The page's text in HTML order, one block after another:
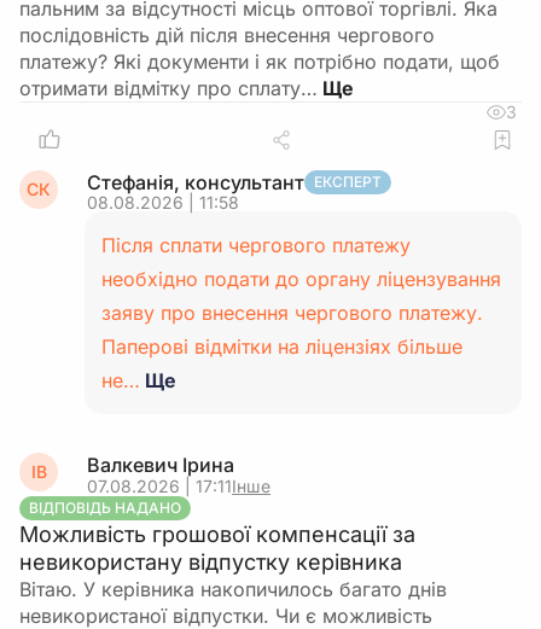
пальним за відсутності місць оптової торгівлі. Яка
послідовність дій після внесення чергового
платежу? Які документи і як потрібно подати, щоб
отримати відмітку про сплату…
3
СК Стефанія, консультант ЕКСПЕРТ
08.08.2026 | 11:58
Після сплати чергового платежу
необхідно подати до органу ліцензування
заяву про внесення чергового платежу.
Паперові відмітки на ліцензіях більше
не… Ще
ІВ Валкевич Ірина
07.08.2026 | 17:11Інше
ВІДПОВІДЬ НАДАНО
Можливість грошової компенсації за
невикористану відпустку керівника
Вітаю. У керівника накопичилось багато днів
невикористаної відпустки. Чи є можливість